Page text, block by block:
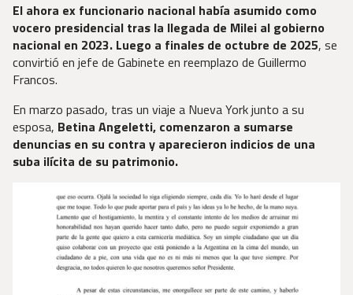
El ahora ex funcionario nacional había asumido como
vocero presidencial tras la llegada de Milei al gobierno
nacional en 2023. Luego a finales de octubre de 2025, se
convirtió en jefe de Gabinete en reemplazo de Guillermo
Francos.
En marzo pasado, tras un viaje a Nueva York junto a su
esposa, Betina Angeletti, comenzaron a sumarse
denuncias en su contra y aparecieron indicios de una
suba ilícita de su patrimonio.